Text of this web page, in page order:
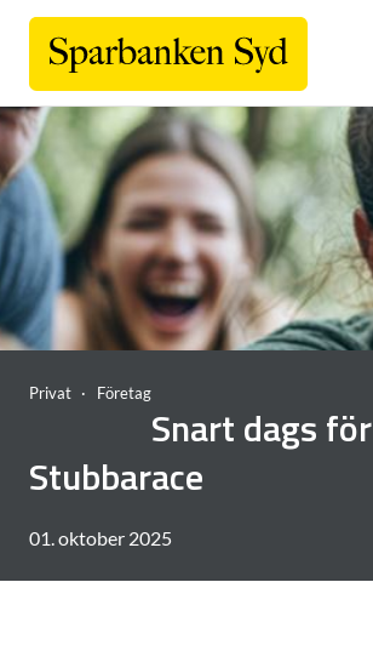
Privat Företag
Snart dags för
Stubbarace
01. oktober 2025